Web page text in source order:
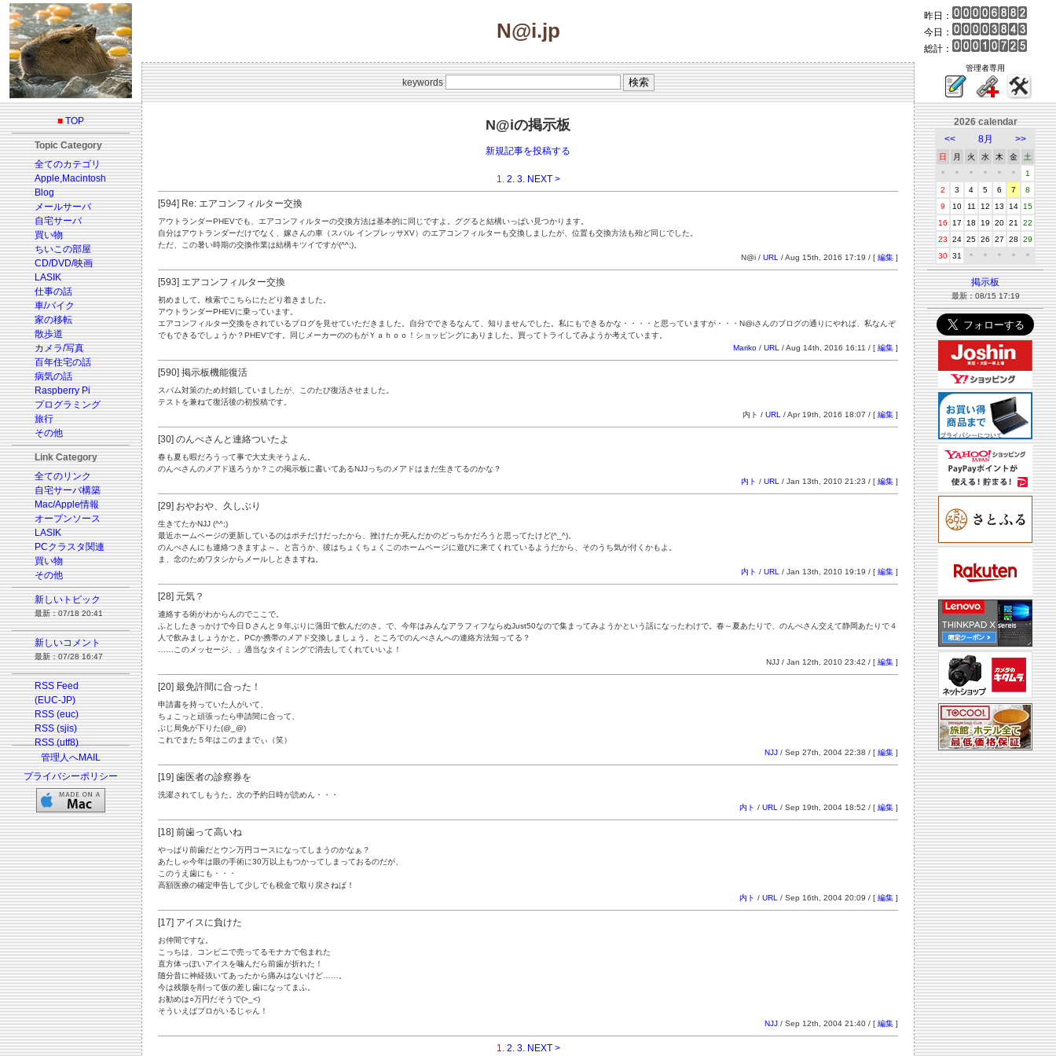
N@i.jp
昨日：
今日：
総計：
keywords
管理者専用
■ TOP
Topic Category
全てのカテゴリ
Apple,Macintosh
Blog
メールサーバ
自宅サーバ
買い物
ちいこの部屋
CD/DVD/映画
LASIK
仕事の話
車/バイク
家の移転
散歩道
カメラ/写真
百年住宅の話
病気の話
Raspberry Pi
プログラミング
旅行
その他
Link Category
全てのリンク
自宅サーバ構築
Mac/Apple情報
オープンソース
LASIK
PCクラスタ関連
買い物
その他
新しいトピック
最新：07/18 20:41
新しいコメント
最新：07/28 16:47
RSS Feed
(EUC-JP)
RSS (euc)
RSS (sjis)
RSS (utf8)
管理人へMAIL
プライバシーポリシー
N@iの掲示板
新規記事を投稿する
1. 2. 3. NEXT >
[594] Re: エアコンフィルター交換
アウトランダーPHEVでも、エアコンフィルターの交換方法は基本的に同じですよ。ググると結構いっぱい見つかります。
自分はアウトランダーだけでなく、嫁さんの車（スバル インプレッサXV）のエアコンフィルターも交換しましたが、位置も交換方法も殆ど同じでした。
ただ、この暑い時期の交換作業は結構キツイですが(^^;)。
N@i / URL / Aug 15th, 2016 17:19 / [ 編集 ]
[593] エアコンフィルター交換
初めまして。検索でこちらにたどり着きました。
アウトランダーPHEVに乗っています。
エアコンフィルター交換をされているブログを見せていただきました。自分でできるなんて、知りませんでした。私にもできるかな・・・・と思っていますが・・・N@iさんのブログの通りにやれば、私なんぞ
でもできるでしょうか？PHEVです。同じメーカーののもがＹａｈｏｏ！ショッピングにありました。買ってトライしてみようか考えています。
Mariko / URL / Aug 14th, 2016 16:11 / [ 編集 ]
[590] 掲示板機能復活
スパム対策のため封鎖していましたが、このたび復活させました。
テストを兼ねて復活後の初投稿です。
内ト / URL / Apr 19th, 2016 18:07 / [ 編集 ]
[30] のんべさんと連絡ついたよ
春も夏も暇だろうって事で大丈夫そうよん。
のんべさんのメアド送ろうか？この掲示板に書いてあるNJJっちのメアドはまだ生きてるのかな？
内ト / URL / Jan 13th, 2010 21:23 / [ 編集 ]
[29] おやおや、久しぶり
生きてたかNJJ (^^;)
最近ホームページの更新しているのはポチだけだったから、挫けたか死んだかのどっちかだろうと思ってたけど(^_^)。
のんべさんにも連絡つきますよ～。と言うか、彼はちょくちょくこのホームページに遊びに来てくれているようだから、そのうち気が付くかもよ。
ま、念のためワタシからメールしときますね。
内ト / URL / Jan 13th, 2010 19:19 / [ 編集 ]
[28] 元気？
連絡する術がわからんのでここで。
ふとしたきっかけで今日Ｄさんと９年ぶりに蒲田で飲んだのさ。で、今年はみんなアラフィフならぬJust50なので集まってみようかという話になったわけで。春～夏あたりで、のんべさん交えて静岡あたりで４
人で飲みましょうかと。PCか携帯のメアド交換しましょう。ところでのんべさんへの連絡方法知ってる？
……このメッセージ、」適当なタイミングで消去してくれていいよ！
NJJ / Jan 12th, 2010 23:42 / [ 編集 ]
[20] 最免許間に合った！
申請書を持っていた人がいて、
ちょこっと頑張ったら申請間に合って、
ぶじ局免が下りた(@_@)
これでまた５年はこのままでぃ（笑）
NJJ / Sep 27th, 2004 22:38 / [ 編集 ]
[19] 歯医者の診察券を
洗濯されてしもうた。次の予約日時が読めん・・・
内ト / URL / Sep 19th, 2004 18:52 / [ 編集 ]
[18] 前歯って高いね
やっぱり前歯だとウン万円コースになってしまうのかなぁ？
あたしゃ今年は眼の手術に30万以上もつかってしまっておるのだが、
このうえ歯にも・・・
高額医療の確定申告して少しでも税金で取り戻さねば！
内ト / URL / Sep 16th, 2004 20:09 / [ 編集 ]
[17] アイスに負けた
お仲間ですな。
こっちは、コンビニで売ってるモナカで包まれた
直方体っぽいアイスを噛んだら前歯が折れた！
随分昔に神経抜いてあったから痛みはないけど……。
今は残骸を削って仮の差し歯になってまふ。
お勧めは○万円だそうで(>_<)
そういえばプロがいるじゃん！
NJJ / Sep 12th, 2004 21:40 / [ 編集 ]
1. 2. 3. NEXT >
2026 calendar
<<
8月 >>
日 月 火 水 木 金
土
＊
＊ ＊ ＊ ＊ ＊
1
2
3 4 5 6 7
8
9
10 11 12 13 14
15
16
17 18 19 20 21
22
23
24 25 26 27 28
29
30 31 ＊ ＊ ＊ ＊ ＊
掲示板
最新：08/15 17:19